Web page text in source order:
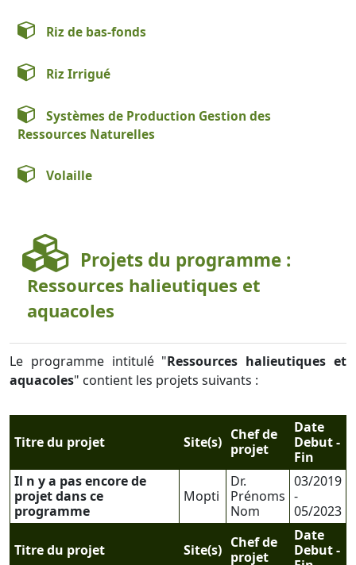
Riz de bas-fonds
Riz Irrigué
Systèmes de Production Gestion des
Ressources Naturelles
Volaille
Projets du programme :
Ressources halieutiques et
aquacoles
Le programme intitulé "Ressources halieutiques et
aquacoles" contient les projets suivants :
Titre du projet Site(s) Chef de
projet
Date
Debut -
Fin
Titre du projet Site(s) Chef de
projet
Date
Debut -
Il n y a pas encore de
projet dans ce
programme
Mopti
Dr.
Prénoms
Nom
03/2019
-
05/2023